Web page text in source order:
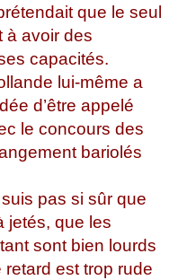
que le seul
à avoir des
capacités.
lui-même a
d’être appelé
le concours des
bariolés
pas si sûr que
jetés, que les
sont bien lourds
est trop rude